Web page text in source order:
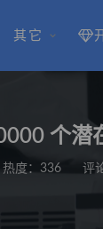
其它
个
热度：336 评